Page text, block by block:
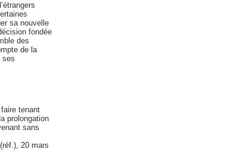
sa nouvelle
fondée
des
de la
ses
tenant
prolongation
sans
20 mars